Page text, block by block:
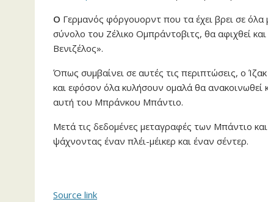
Ο Γερμανός φόργουορντ που τα έχει βρει σε
σύνολο του Ζέλικο Ομπράντοβιτς, θα αφιχθεί
Βενιζέλος».
Όπως συμβαίνει σε αυτές τις περιπτώσεις, ο
και εφόσον όλα κυλήσουν ομαλά θα
αυτή του Μπράνκου Μπάντιο.
Μετά τις δεδομένες μεταγραφές των Μπάντιο
ψάχνοντας έναν πλέι-μέικερ και έναν σέντερ.
Source link